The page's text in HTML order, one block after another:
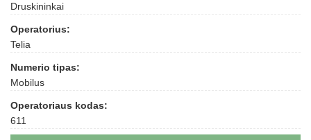
Druskininkai
Operatorius:
Telia
Numerio tipas:
Mobilus
Operatoriaus kodas:
611